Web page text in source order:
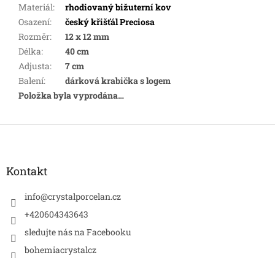
Materiál:
rhodiovaný bižuterní kov
Osazení:
český křišťál Preciosa
Rozměr:
12 x 12 mm
Délka:
40 cm
Adjusta:
7 cm
Balení:
dárková krabička s logem
Položka byla vyprodána…
Z
Kontakt
info@crystalporcelan.cz
+420604343643
sledujte nás na Facebooku
bohemiacrystalcz